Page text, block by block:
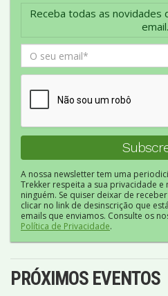
Receba todas as novidades
email.
A nossa newsletter tem uma
Trekker respeita a sua privacidade
ninguém. Se quiser deixar de
clicar no link de desinscrição que
emails que enviamos. Consulte os
Política de Privacidade.
PRÓXIMOS EVENTOS